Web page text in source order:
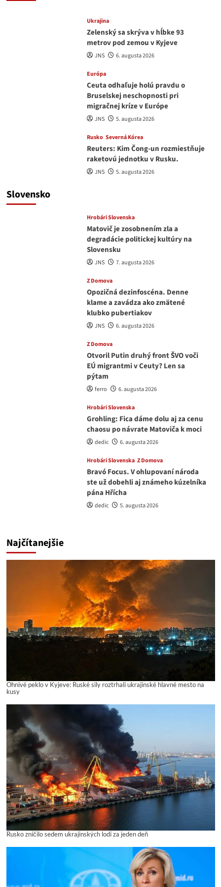
Ukrajina
Zelenský sa skrýva v hĺbke 93
metrov pod zemou v Kyjeve
JNS 6. augusta 2026
Európa
Ceuta odhaľuje holú pravdu o
Bruselskej neschopnosti pri
migračnej kríze v Európe
JNS 5. augusta 2026
Rusko Severná Kórea
Reuters: Kim Čong-un rozmiestňuje
raketovú jednotku v Rusku.
JNS 5. augusta 2026
Slovensko
Hrobári Slovenska
Matovič je zosobnením zla a
degradácie politickej kultúry na
Slovensku
JNS 7. augusta 2026
Z Domova
Opozičná dezinfoscéna. Denne
klame a zavádza ako zmätené
klubko pubertiakov
JNS 6. augusta 2026
Z Domova
Otvoril Putin druhý front ŠVO voči
EÚ migrantmi v Ceuty? Len sa
pýtam
ferro 6. augusta 2026
Hrobári Slovenska
Grohling: Fica dáme dolu aj za cenu
chaosu po návrate Matoviča k moci
dedic 6. augusta 2026
Hrobári Slovenska Z Domova
Bravó Focus. V ohlupovaní národa
ste už dobehli aj známeho kúzelníka
pána Hřícha
dedic 5. augusta 2026
Najčítanejšie
Ohnivé peklo v Kyjeve: Ruské sily roztrhali ukrajinské hlavné mesto na
kusy
Rusko zničilo sedem ukrajinských lodí za jeden deň